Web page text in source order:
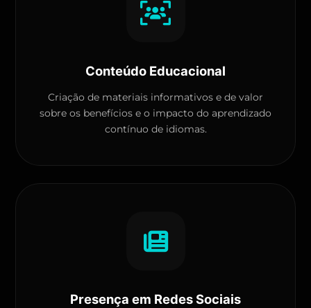
Conteúdo Educacional
Criação de materiais informativos e de valor
sobre os benefícios e o impacto do aprendizado
contínuo de idiomas.
Presença em Redes Sociais